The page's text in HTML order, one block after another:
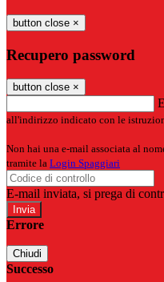
button close ×
Recupero password
button close ×
all'indirizzo indicato con le
Non hai una e-mail associata al
tramite la Login Spaggiari
E-mail inviata, si prega di
Errore
Chiudi
Successo